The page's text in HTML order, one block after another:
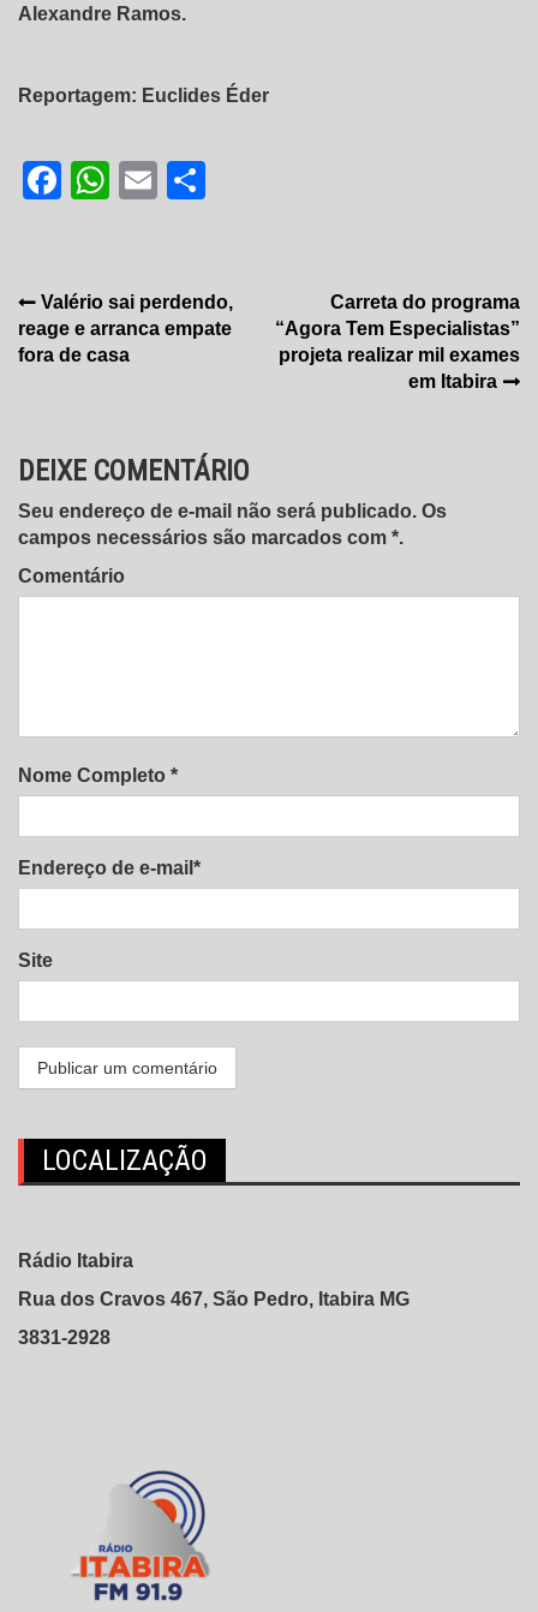
Alexandre Ramos.
Reportagem: Euclides Éder
Facebook
WhatsApp
Email
Navegação
de
Valério sai perdendo,
reage e arranca empate
fora de casa
Carreta do programa
“Agora Tem Especialistas”
projeta realizar mil exames
em Itabira
DEIXE COMENTÁRIO
Seu endereço de e-mail não será publicado. Os
campos necessários são marcados com *.
Comentário
Nome Completo *
Endereço de e-mail*
Site
LOCALIZAÇÃO
Rádio Itabira
Rua dos Cravos 467, São Pedro, Itabira MG
3831-2928